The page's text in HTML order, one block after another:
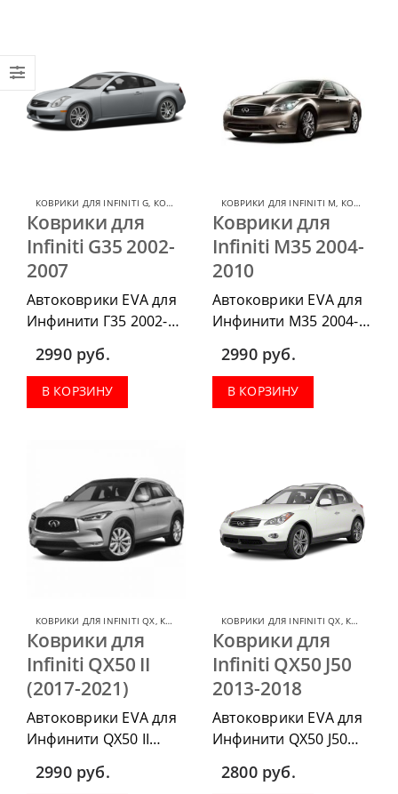
КОВРИКИ ДЛЯ INFINITI G, КОВРИКИ ДЛЯ INFINITI
Коврики для
Infiniti G35 2002-
2007
Автоковрики EVA для
Инфинити Г35 2002-
приобрести в
комплектации:
водительский коврик,
2990 руб.
В КОРЗИНУ
КОВРИКИ ДЛЯ INFINITI M, КОВРИКИ ДЛЯ INFINITI
Коврики для
Infiniti M35 2004-
2010
Автоковрики EVA для
Инфинити М35 2004-
приобрести в
комплектации:
водительский коврик,
2990 руб.
В КОРЗИНУ
КОВРИКИ ДЛЯ INFINITI QX, КОВРИКИ ДЛЯ INFINITI
Коврики для
Infiniti QX50 II
(2017-2021)
Автоковрики EVA для
Инфинити QX50 II
(2017-2021) можно
приобрести в
2990 руб.
КОВРИКИ ДЛЯ INFINITI QX, КОВРИКИ ДЛЯ INFINITI
Коврики для
Infiniti QX50 J50
2013-2018
Автоковрики EVA для
Инфинити QX50 J50
2013-2018 можно
приобрести в
2800 руб.